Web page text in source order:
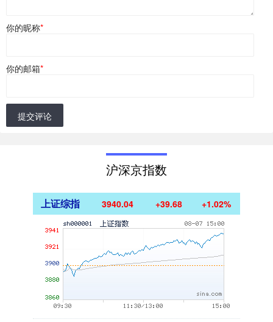
你的昵称*
你的邮箱*
提交评论
沪深京指数
上证综指 3940.04 +39.68 +1.02%